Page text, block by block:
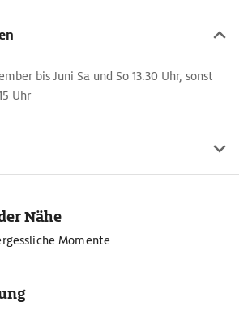
bis Juni Sa und So 13.30 Uhr, sonst
Uhr
Nähe
Momente